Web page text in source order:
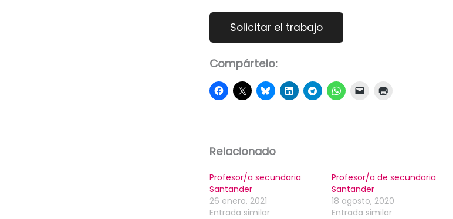
Compártelo:
Relacionado
Profesor/a secundaria
Santander
26 enero, 2021
Entrada similar
Profesor/a de secundaria
Santander
18 agosto, 2020
Entrada similar